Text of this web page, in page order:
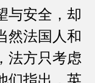
安全，却
然法国人和
法方只考虑